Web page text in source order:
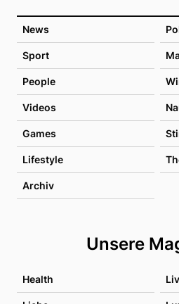
News
Sport
People
Videos
Games
Lifestyle
Archiv
Unsere
Health